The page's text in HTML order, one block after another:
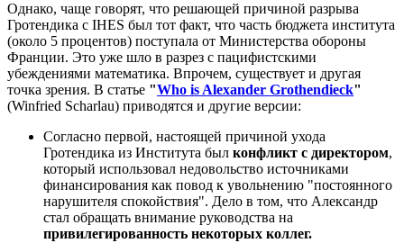
Однако, чаще говорят, что решающей причиной разрыва
Гротендика с IHES был тот факт, что часть бюджета института
(около 5 процентов) поступала от Министерства обороны
Франции. Это уже шло в разрез с пацифистскими
убеждениями математика. Впрочем, существует и другая
точка зрения. В статье "Who is Alexander Grothendieck"
(Winfried Scharlau) приводятся и другие версии:
Согласно первой, настоящей причиной ухода
Гротендика из Института был конфликт с директором,
который использовал недовольство источниками
финансирования как повод к увольнению "постоянного
нарушителя спокойствия". Дело в том, что Александр
стал обращать внимание руководства на
привилегированность некоторых коллег.